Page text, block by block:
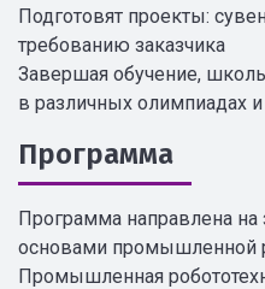
Подготовят проекты:
требованию заказчика
Завершая обучение,
в различных олимпиадах и
Программа
Программа направлена
основами промышленной
Промышленная